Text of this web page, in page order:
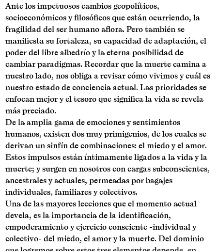
Ante los impetuosos cambios geopolíticos,
socioeconómicos y filosóficos que están ocurriendo, la
fragilidad del ser humano aflora. Pero también se
manifiesta su fortaleza, su capacidad de adaptación, el
poder del libre albedrío y la eterna posibilidad de
cambiar paradigmas. Recordar que la muerte camina a
nuestro lado, nos obliga a revisar cómo vivimos y cuál es
nuestro estado de conciencia actual. Las prioridades se
enfocan mejor y el tesoro que significa la vida se revela
más preciado.
De la amplia gama de emociones y sentimientos
humanos, existen dos muy primigenios, de los cuales se
derivan un sinfín de combinaciones: el miedo y el amor.
Estos impulsos están íntimamente ligados a la vida y la
muerte; y surgen en nosotros con cargas subconscientes,
ancestrales y actuales, permeadas por bagajes
individuales, familiares y colectivos.
Una de las mayores lecciones que el momento actual
devela, es la importancia de la identificación,
empoderamiento y ejercicio consciente -individual y
colectivo- del miedo, el amor y la muerte. Del dominio